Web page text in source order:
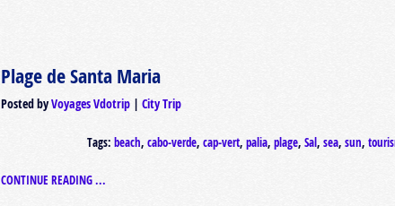
Plage de Santa Maria
Posted byVoyages Vdotrip City Trip
Tags: beach, cabo-verde, cap-vert, palia, plage, Sal, sea, sun,
CONTINUE READING ...